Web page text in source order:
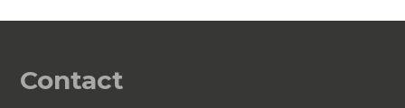
Contact